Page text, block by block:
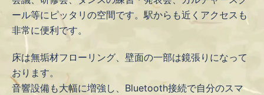
ール等にピッタリの空間です。駅からも近くアクセスも
非常に便利です。
床は無垢材フローリング、壁面の一部は鏡張りになって
おります。
音響設備も大幅に増強し、Bluetooth接続で自分のスマ